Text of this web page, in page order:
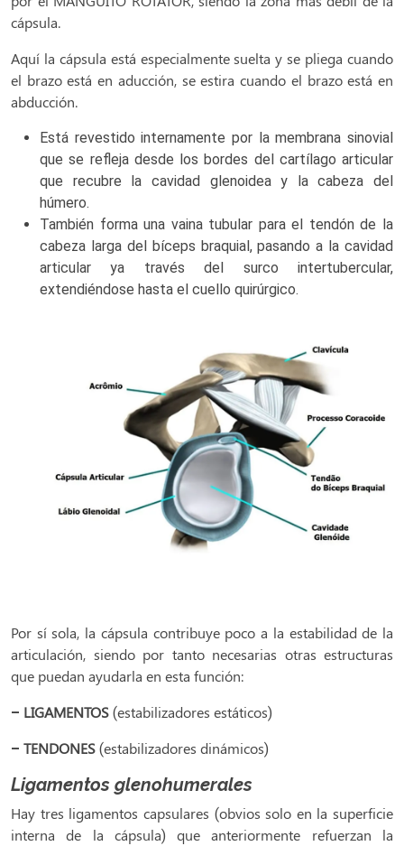
cápsula.
Aquí la cápsula está especialmente suelta y se pliega cuando
el brazo está en aducción, se estira cuando el brazo está en
abducción.
Está revestido internamente por la membrana sinovial
que se refleja desde los bordes del cartílago articular
que recubre la cavidad glenoidea y la cabeza del
húmero.
También forma una vaina tubular para el tendón de la
cabeza larga del bíceps braquial, pasando a la cavidad
articular ya través del surco intertubercular,
extendiéndose hasta el cuello quirúrgico.
Por sí sola, la cápsula contribuye poco a la estabilidad de la
articulación, siendo por tanto necesarias otras estructuras
que puedan ayudarla en esta función:
– LIGAMENTOS(estabilizadores estáticos)
– TENDONES(estabilizadores dinámicos)
Ligamentos glenohumerales
Hay tres ligamentos capsulares (obvios solo en la superficie
interna de la cápsula) que anteriormente refuerzan la